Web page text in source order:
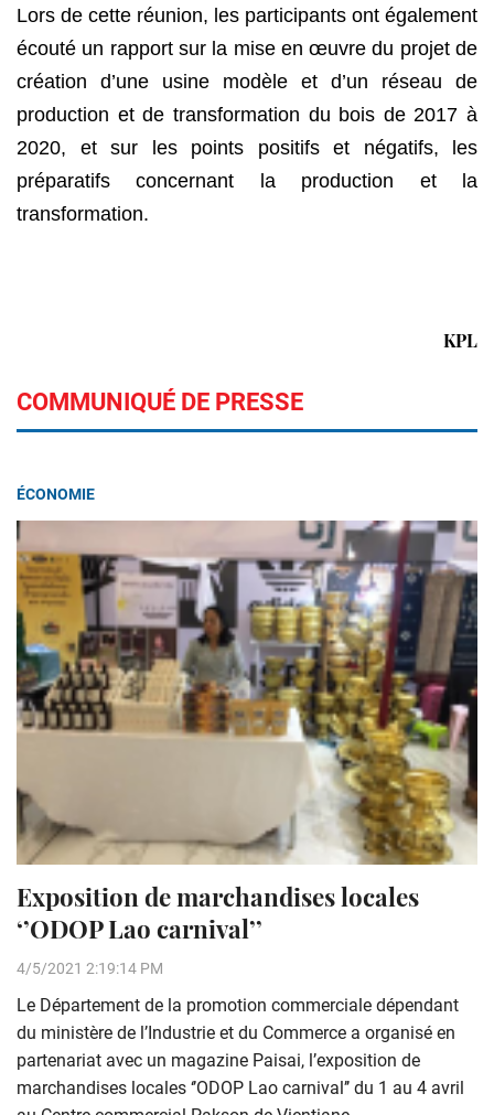
Lors de cette réunion, les participants ont également
écouté un rapport sur la mise en œuvre du projet de
création d’une usine modèle et d’un réseau de
production et de transformation du bois de 2017 à
2020, et sur les points positifs et négatifs, les
préparatifs concernant la production et la
transformation.
KPL
COMMUNIQUÉ DE PRESSE
ÉCONOMIE
Exposition de marchandises locales
‘’ODOP Lao carnival’’
4/5/2021 2:19:14 PM
Le Département de la promotion commerciale dépendant
du ministère de l’Industrie et du Commerce a organisé en
partenariat avec un magazine Paisai, l’exposition de
marchandises locales ‘’ODOP Lao carnival’’ du 1 au 4 avril